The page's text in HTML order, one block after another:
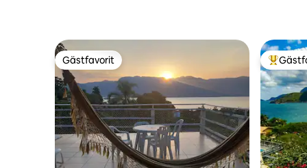
Gästfavorit
Gästfavorit